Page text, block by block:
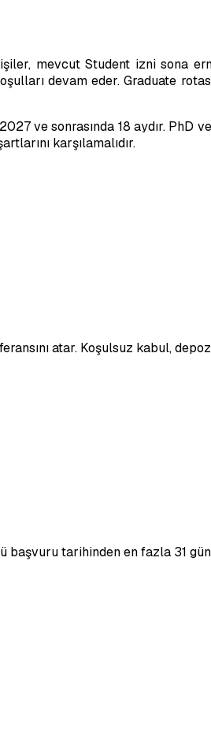
mevcut Student izni sona
devam eder. Graduate
ve sonrasında 18 aydır.
karşılamalıdır.
atar. Koşulsuz kabul,
tarihinden en fazla 31